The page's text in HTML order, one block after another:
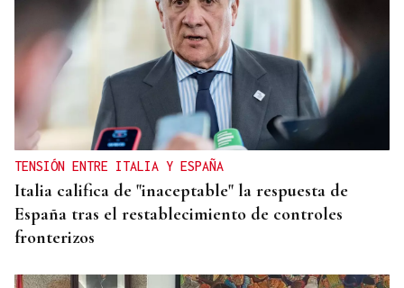
TENSIÓN ENTRE ITALIA Y ESPAÑA
Italia califica de "inaceptable" la respuesta de
España tras el restablecimiento de controles
fronterizos